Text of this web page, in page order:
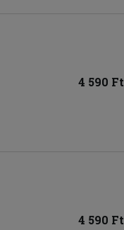
4 590 Ft
4 590 Ft